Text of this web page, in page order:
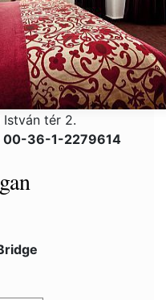
István tér 2.
00-36-1-2279614